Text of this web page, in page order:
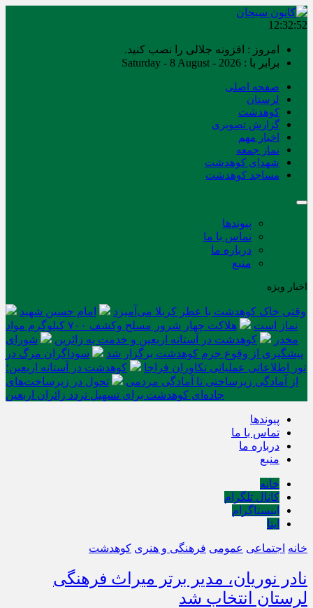
12:32:52
امروز : افزونه جلالی را نصب کنید.
برابر با : Saturday - 8 August - 2026
صفحه اصلی
لرستان
کوهدشت
گزارش تصویری
اخبار مهم
نماز جمعه
شهدای کوهدشت
مساجد کوهدشت
پیوندها
تماس با ما
درباره ما
منبع
اخبار ویژه
وقتی خاک کوهدشت با عطر کربلا می‌آمیزد
امام حسین شهید
نماز است
هلاکت چهار شرور مسلح وکشف ۷۰۰ کیلوگرم مواد
مخدر
کوهدشت در آستانه اربعین و خدمت‌ به زائرین
شورای
پیشگیری از وقوع جرم کوهدشت برگزار شد
سوداگران مرگ در
تور اطلاعاتی عملیاتی تکاوران فراجا
کوهدشت در آستانه اربعین؛
از آمادگی زیرساختی تا آمادگی مردمی
تحول در زیرساخت‌های
جاده‌ای کوهدشت برای تسهیل تردد زائران اربعین
پیوندها
تماس با ما
درباره ما
منبع
خانه
کانال تلگرام
اینستاگرام
ایتا
خانه اجتماعی عمومی فرهنگی و هنری کوهدشت
نادر نوریان، مدیر برتر میراث فرهنگی
لرستان انتخاب شد